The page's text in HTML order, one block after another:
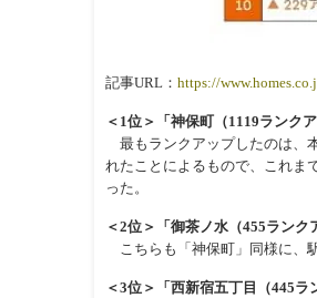
記事URL： https://
＜1位＞「神保町（1119ランク
最もランクアップしたのは、
れたことによるもので、これま
った。
＜2位＞「御茶ノ水（455ラン
こちらも「神保町」同様に、
＜3位＞「西新宿五丁目（445